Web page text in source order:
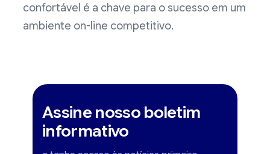
confortável é a chave para o sucesso em um
ambiente on-line competitivo.
Assine nosso boletim
informativo